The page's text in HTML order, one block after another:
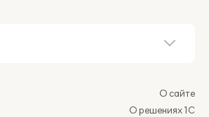
О сайте
О решениях 1С